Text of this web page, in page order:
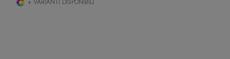
+ VARIANTI DISPONIBILI